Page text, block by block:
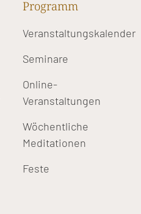
Programm
Veranstaltungskalender
Seminare
Online-
Veranstaltungen
Wöchentliche
Meditationen
Feste